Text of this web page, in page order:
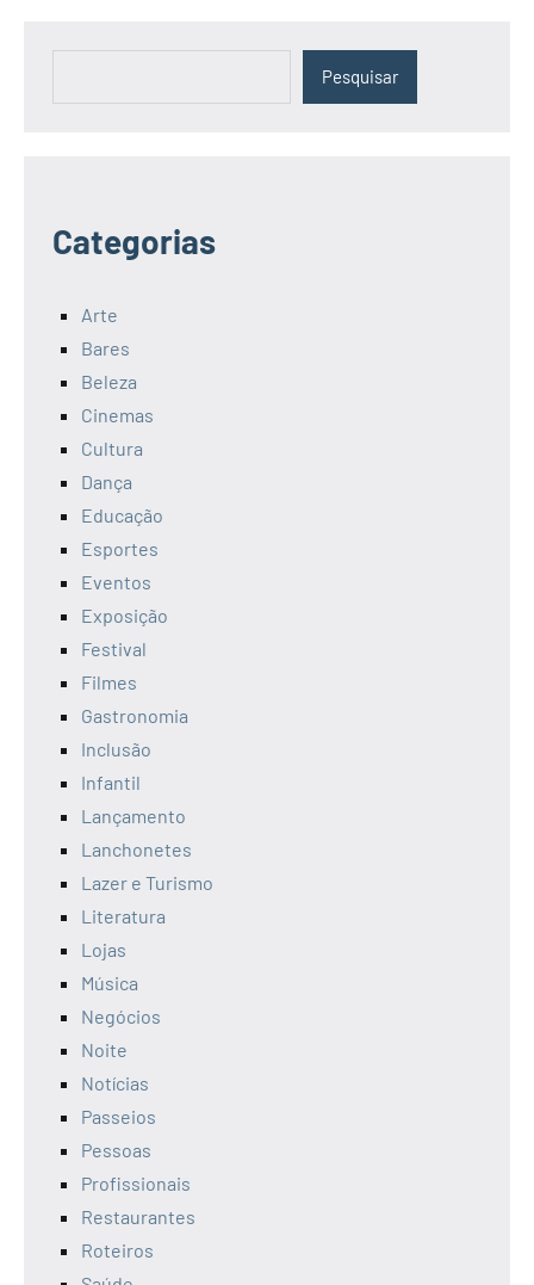
Pesquisar
Categorias
Arte
Bares
Beleza
Cinemas
Cultura
Dança
Educação
Esportes
Eventos
Exposição
Festival
Filmes
Gastronomia
Inclusão
Infantil
Lançamento
Lanchonetes
Lazer e Turismo
Literatura
Lojas
Música
Negócios
Noite
Notícias
Passeios
Pessoas
Profissionais
Restaurantes
Roteiros